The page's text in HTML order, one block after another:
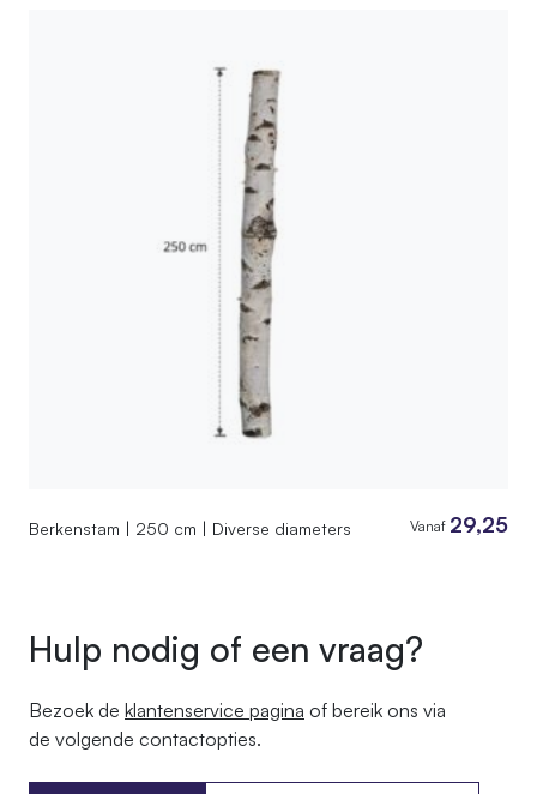
Berkenstam | 250 cm | Diverse diameters Vanaf 29,25
Hulp nodig of een vraag?
Bezoek de klantenservice pagina of bereik ons ​​via
de volgende contactopties.